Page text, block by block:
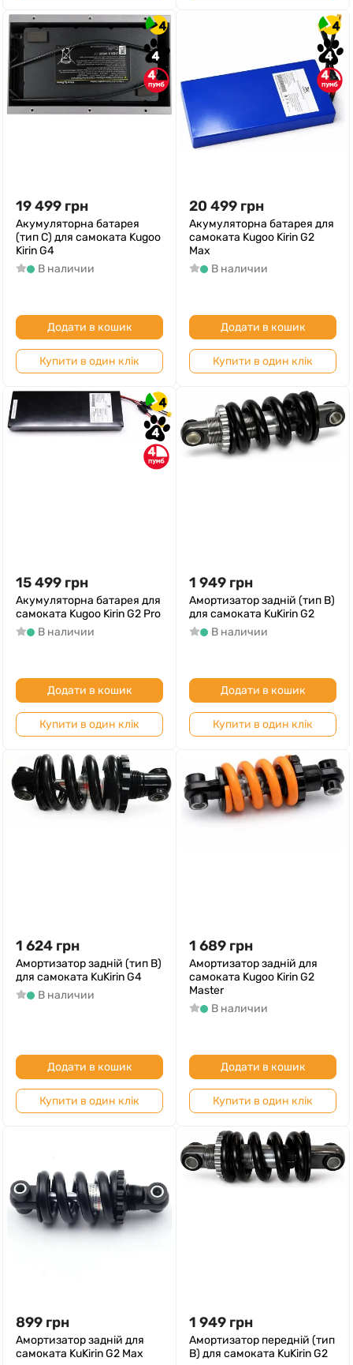
4
4
4
19 499 грн
Акумуляторна батарея
(тип C) для самоката Kugoo
Kirin G4
В наличии
Додати в кошик
Купити в один клік
4
4
4
20 499 грн
Акумуляторна батарея для
самоката Kugoo Kirin G2
Max
В наличии
Додати в кошик
Купити в один клік
4
4
4
15 499 грн
Акумуляторна батарея для
самоката Kugoo Kirin G2 Pro
В наличии
Додати в кошик
Купити в один клік
1 949 грн
Амортизатор задній (тип B)
для самоката KuKirin G2
В наличии
Додати в кошик
Купити в один клік
1 624 грн
Амортизатор задній (тип B)
для самоката KuKirin G4
В наличии
Додати в кошик
Купити в один клік
1 689 грн
Амортизатор задній для
самоката Kugoo Kirin G2
Master
В наличии
Додати в кошик
Купити в один клік
899 грн
Амортизатор задній для
самоката KuKirin G2 Max
1 949 грн
Амортизатор передній (тип
B) для самоката KuKirin G2